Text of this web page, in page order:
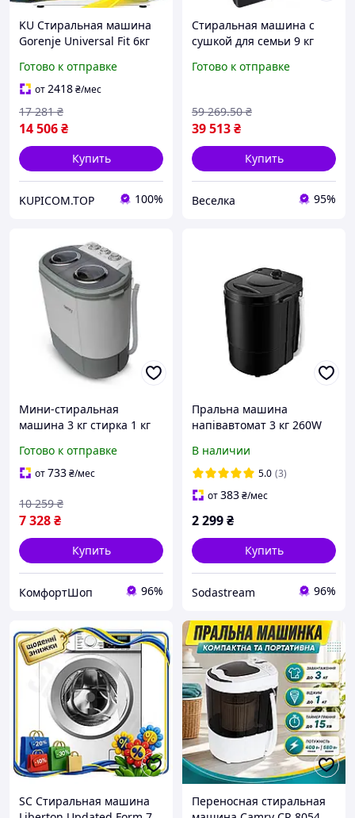
KU Стиральная машина
Gorenje Universal Fit 6кг
с парой 15 программ для
стирки Uni2L_K
Готово к отправке
от2418₴/мес
14 506₴
17 281 ₴
Купить
KUPICOM.TOP 100%
Стиральная машина с
сушкой для семьи 9 кг
инверторный двигатель
Готово к отправке
39 513₴
59 269.50 ₴
Купить
Веселка 95%
Мини-стиральная
машина 3 кг стирка 1 кг
белый Camry FK-8857
Готово к отправке
от733₴/мес
7 328₴
10 259 ₴
Купить
КомфортШоп 96%
Пральна машина
напівавтомат 3 кг 260W
туристична для дачі
вертикальна чорна
В наличии
5.0 (3)
от383₴/мес
2 299₴
Купить
Sodastream 96%
SC Стиральная машина
Переносная стиральная